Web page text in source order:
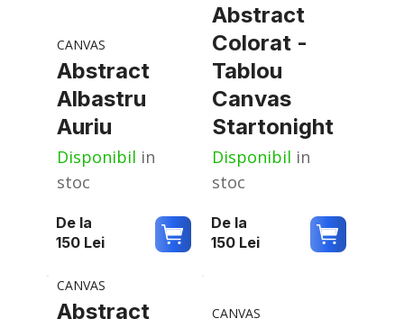
CANVAS
Abstract
Albastru
Auriu
Disponibil in
stoc
De la
150 Lei
Abstract
Colorat -
Tablou
Canvas
Startonight
Disponibil in
stoc
De la
150 Lei
CANVAS
Abstract
CANVAS